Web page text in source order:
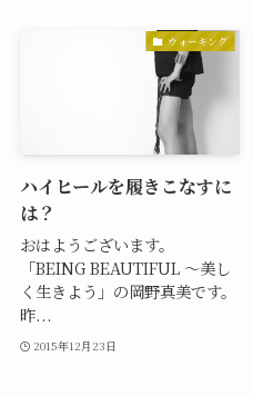
ウォーキング
ハイヒールを履きこなすに
は？
おはようございます。
「BEING BEAUTIFUL 〜美し
く生きよう」の岡野真美です。
昨...
2015年12月23日